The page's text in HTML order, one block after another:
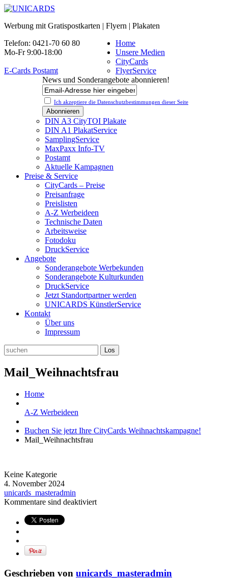
Werbung mit Gratispostkarten | Flyern | Plakaten
Telefon: 0421-70 60 80
Mo-Fr 9:00-18:00
E-Cards Postamt
News und Sonderangebote abonnieren!
Ich akzeptiere die Datenschutz­bestimmungen dieser Seite
Home
Unsere Medien
CityCards
FlyerService
DIN A3 CityTOI Plakate
DIN A1 PlakatService
SamplingService
MaxPaxx Info-TV
Postamt
Aktuelle Kampagnen
Preise & Service
CityCards – Preise
Preisanfrage
Preislisten
A-Z Werbeideen
Technische Daten
Arbeitsweise
Fotodoku
DruckService
Angebote
Sonderangebote Werbekunden
Sonderangebote Kulturkunden
DruckService
Jetzt Standortpartner werden
UNICARDS KünstlerService
Kontakt
Über uns
Impressum
Mail_Weihnachtsfrau
Home
A-Z Werbeideen
Buchen Sie jetzt Ihre CityCards Weihnachtskampagne!
Mail_Weihnachtsfrau
Keine Kategorie
4. November 2024
unicards_masteradmin
Kommentare sind deaktiviert
Geschrieben von unicards_masteradmin